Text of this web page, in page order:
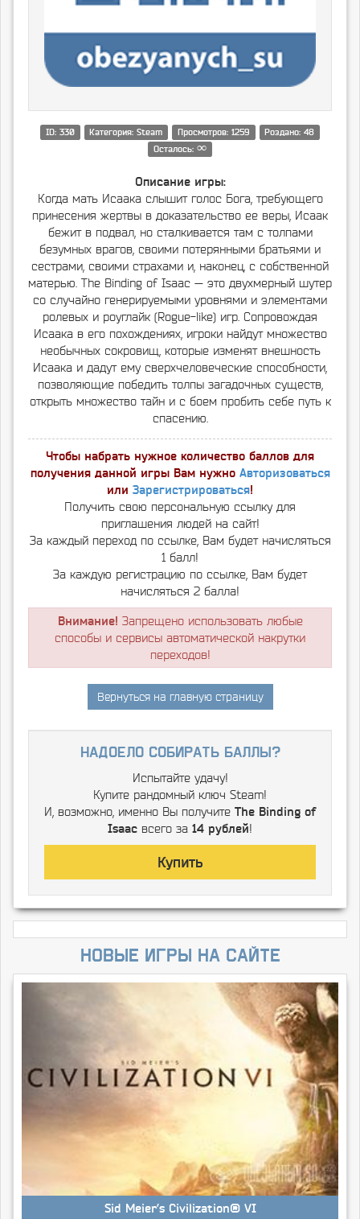
ID: 330 Категория: Steam Просмотров: 1259
Роздано: 48
Осталось: ∞
Описание игры:
Когда мать Исаака слышит голос Бога, требующего
принесения жертвы в доказательство ее веры, Исаак
бежит в подвал, но сталкивается там с толпами
безумных врагов, своими потерянными братьями и
сестрами, своими страхами и, наконец, с собственной
матерью. The Binding of Isaac — это двухмерный шутер
со случайно генерируемыми уровнями и элементами
ролевых и роуглайк (Rogue-like) игр. Сопровождая
Исаака в его похождениях, игроки найдут множество
необычных сокровищ, которые изменят внешность
Исаака и дадут ему сверхчеловеческие способности,
позволяющие победить толпы загадочных существ,
открыть множество тайн и с боем пробить себе путь к
спасению.
Чтобы набрать нужное количество баллов для
получения данной игры Вам нужно Авторизоваться
или Зарегистрироваться!
Получить свою персональную ссылку для
приглашения людей на сайт!
За каждый переход по ссылке, Вам будет начисляться
1 балл!
За каждую регистрацию по ссылке, Вам будет
начисляться 2 балла!
Внимание! Запрещено использовать любые
способы и сервисы автоматической накрутки
переходов!
Вернуться на главную страницу
надоело собирать баллы?
Испытайте удачу!
Купите рандомный ключ Steam!
И, возможно, именно Вы получите The Binding of
Isaac всего за 14 рублей!
Купить
Новые игры на сайте
Sid Meier’s Civilization® VI